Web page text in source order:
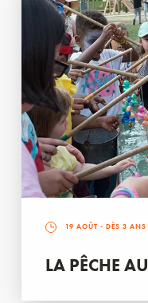
19 AOÛT - DÈS 3 ANS
LA PÊCHE